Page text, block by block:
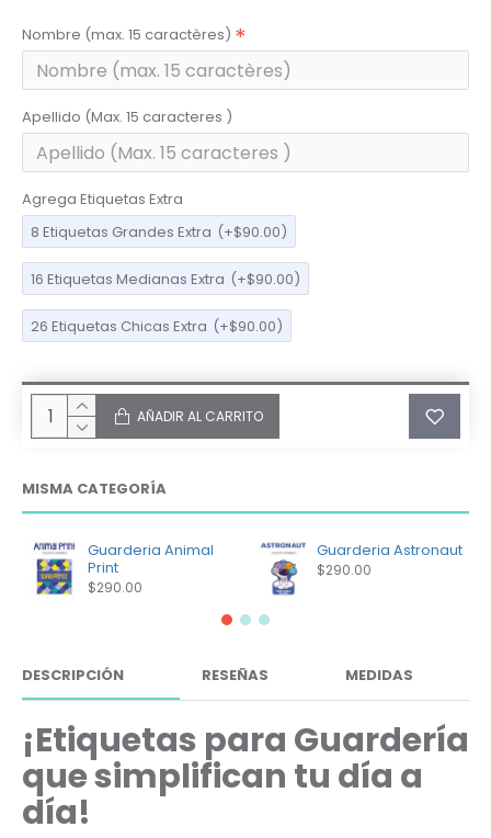
Nombre (max. 15 caractères)
Apellido (Max. 15 caracteres )
Agrega Etiquetas Extra
8 Etiquetas Grandes Extra (+$90.00)
16 Etiquetas Medianas Extra (+$90.00)
26 Etiquetas Chicas Extra (+$90.00)
AÑADIR AL CARRITO
MISMA CATEGORÍA
Guarderia Animal
Print
$290.00
Guarderia Astronaut
$290.00
DESCRIPCIÓN RESEÑAS MEDIDAS
¡Etiquetas para Guardería
que simplifican tu día a
día!